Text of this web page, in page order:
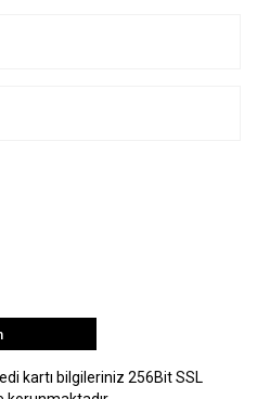
kartı bilgileriniz 256Bit SSL